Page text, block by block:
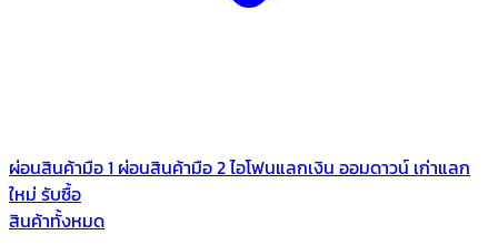
ผ่อนสินค้ามือ 1 ผ่อนสินค้ามือ 2ไอโฟนแลกเงิน ออมดาวน์ เก่าแลก
ใหม่ รับซื้อ
สินค้าทั้งหมด